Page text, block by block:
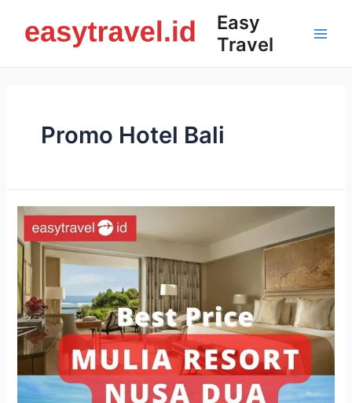
content
Easy
Travel
Promo Hotel Bali